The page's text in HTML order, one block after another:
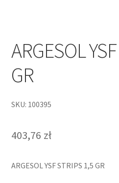
ARGESOL
GR
SKU: 100395
403,76 zł
ARGESOL YSF STRIPS 1,5 GR